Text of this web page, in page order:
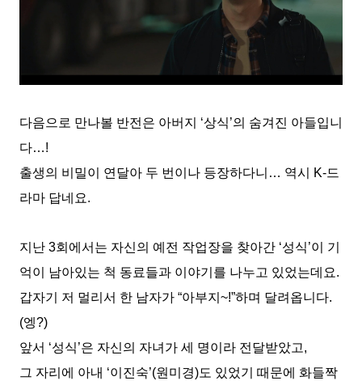
다음으로 만나볼 반전은 아버지 ‘상식’의 숨겨진 아들입니
다…!
출생의 비밀이 연달아 두 번이나 등장하다니… 역시 K-드
라마 답네요.
지난 3회에서는 자신의 예전 작업장을 찾아간 ‘성식’이 기
억이 남아있는 척 동료들과 이야기를 나누고 있었는데요.
갑자기 저 멀리서 한 남자가 “아부지~!”하며 달려옵니다.
(엥?)
앞서 ‘성식’은 자신의 자녀가 세 명이라 전달받았고,
그 자리에 아내 ‘이진숙’(원미경)도 있었기 때문에 화들짝